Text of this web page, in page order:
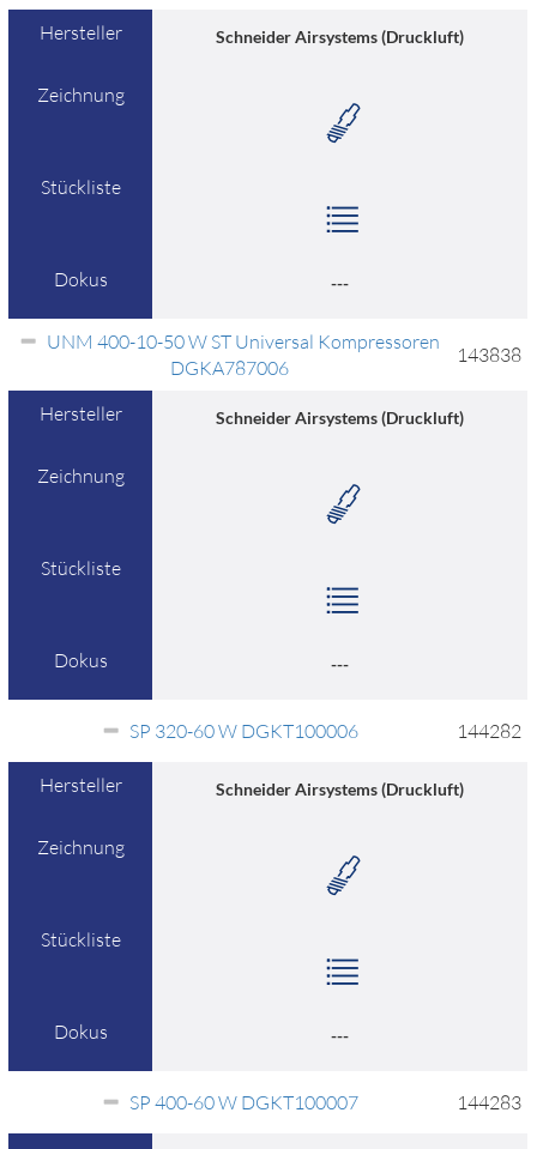
Hersteller Schneider Airsystems (Druckluft)
Zeichnung
Stückliste
Dokus ---
UNM 400-10-50 W ST Universal Kompressoren
DGKA787006
143838
Hersteller Schneider Airsystems (Druckluft)
Zeichnung
Stückliste
Dokus ---
SP 320-60 W DGKT100006 144282
Hersteller Schneider Airsystems (Druckluft)
Zeichnung
Stückliste
Dokus ---
SP 400-60 W DGKT100007 144283